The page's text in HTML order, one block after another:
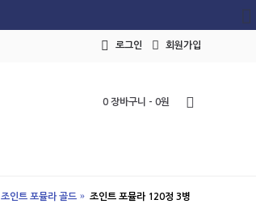
로그인 회원가입
0 장바구니 - 0원
조인트 포뮬라 골드 조인트 포뮬라 120정 3병